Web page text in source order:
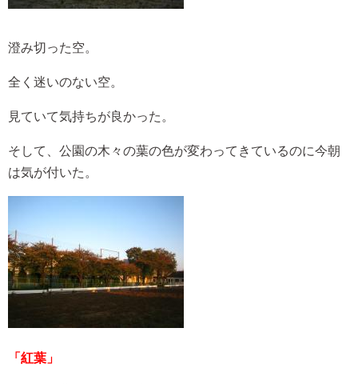
澄み切った空。
全く迷いのない空。
見ていて気持ちが良かった。
そして、公園の木々の葉の色が変わってきているのに今朝
は気が付いた。
「紅葉」